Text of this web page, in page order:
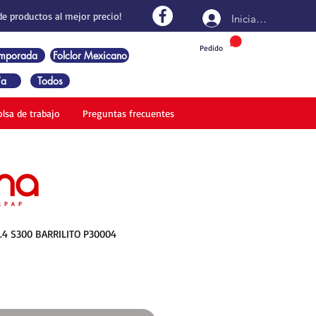
productos al mejor precio!
Pedido
Iniciar sesión
Folclor Mexicano
Todos
de trabajo Preguntas frecuentes
S300 BARRILITO P30004